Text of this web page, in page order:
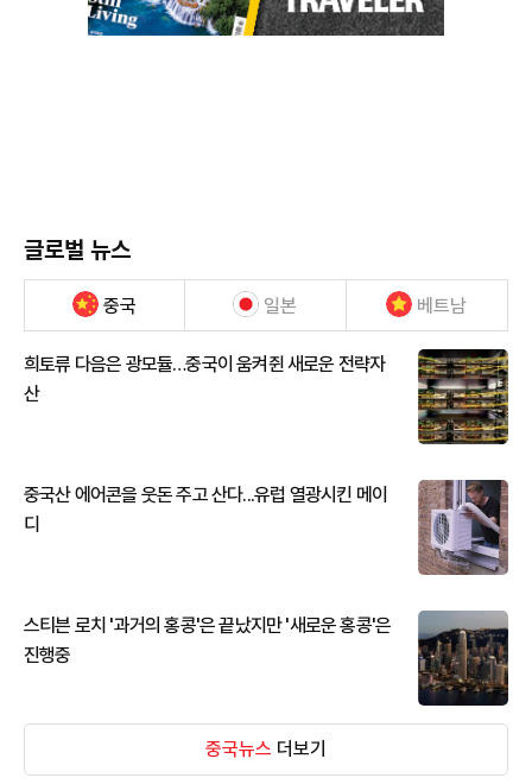
글로벌 뉴스
중국 일본 베트남
희토류 다음은 광모듈…중국이 움켜쥔 새로운 전략자
산
중국산 에어콘을 웃돈 주고 산다...유럽 열광시킨 메이
디
스티븐 로치 '과거의 홍콩'은 끝났지만 '새로운 홍콩'은
진행중
중국뉴스 더보기